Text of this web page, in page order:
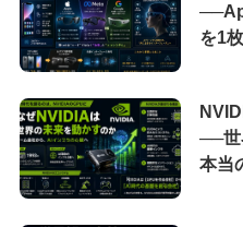
を1
──世
本当